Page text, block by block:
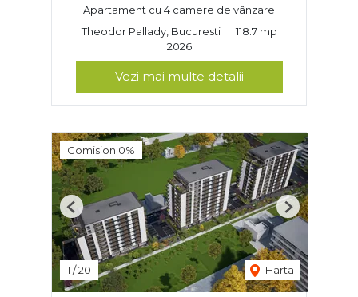
Apartament cu 4 camere de vânzare
Theodor Pallady, Bucuresti
118.7 mp
2026
Vezi mai multe detalii
Comision 0%
1 /20 Harta
Previous Next